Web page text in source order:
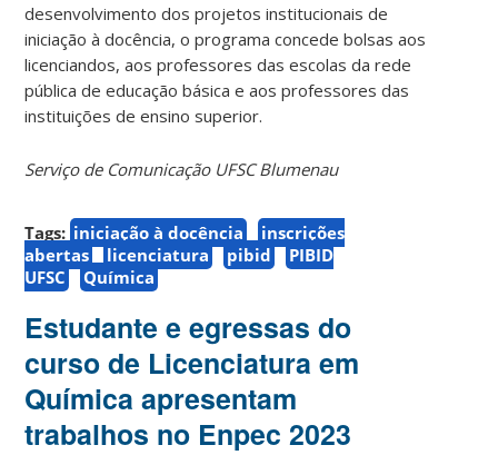
desenvolvimento dos projetos institucionais de
iniciação à docência, o programa concede bolsas aos
licenciandos, aos professores das escolas da rede
pública de educação básica e aos professores das
instituições de ensino superior.
Serviço de Comunicação UFSC Blumenau
Tags: iniciação à docência
inscrições
abertas
licenciatura pibid
PIBID
UFSC
Química
Estudante e egressas do
curso de Licenciatura em
Química apresentam
trabalhos no Enpec 2023